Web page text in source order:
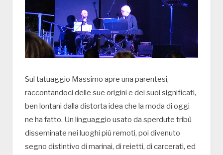
Sul tatuaggio Massimo apre una parentesi,
raccontandoci delle sue origini e dei suoi significati,
ben lontani dalla distorta idea che la moda di oggi
ne ha fatto. Un linguaggio usato da sperdute tribù
disseminate nei luoghi più remoti, poi divenuto
segno distintivo di marinai, di reietti, di carcerati, ed